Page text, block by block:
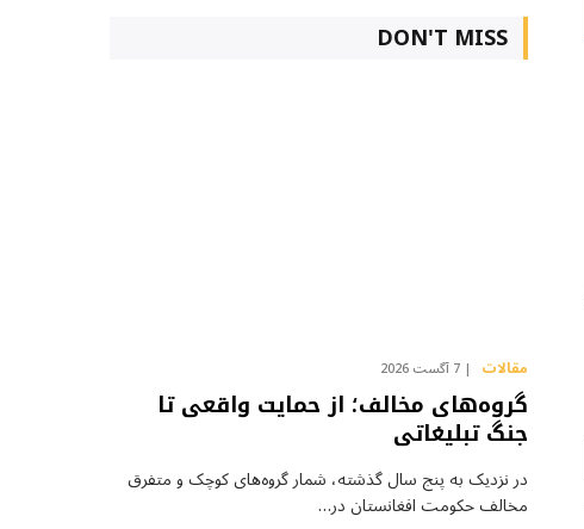
DON'T MISS
مقالات 7 آگست 2026
گروه‌های مخالف؛ از حمایت واقعی تا
جنگ تبلیغاتی
در نزدیک به پنج سال گذشته، شمار گروه‌های کوچک و متفرق
مخالف حکومت افغانستان در…